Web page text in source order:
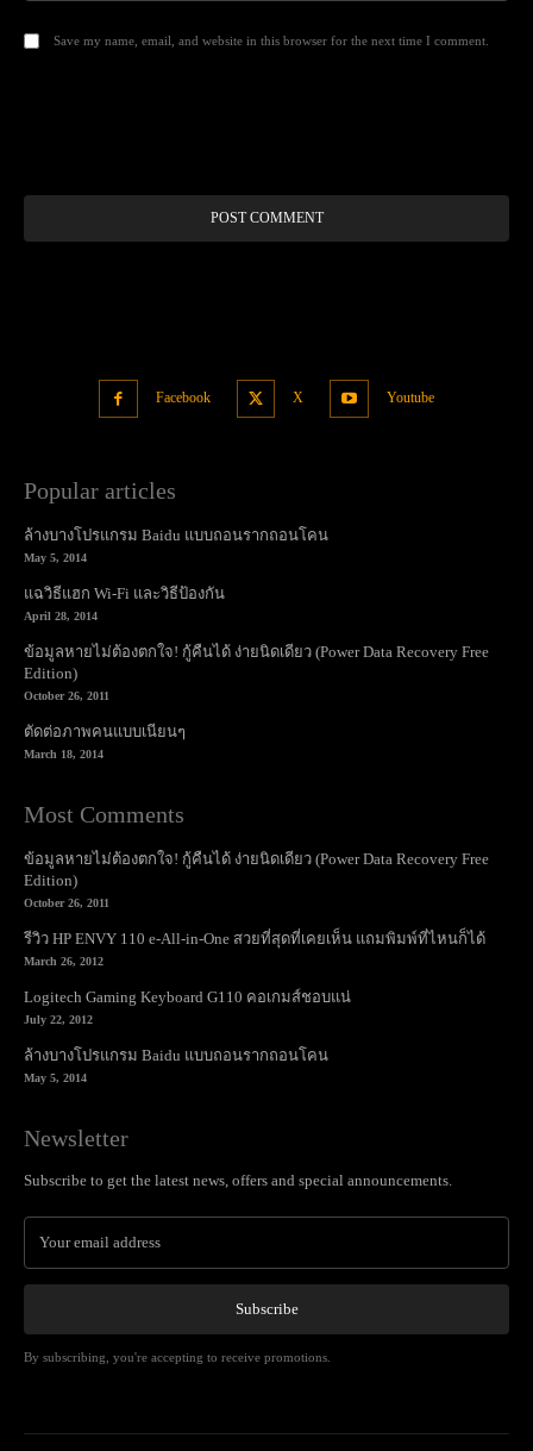
Save my name, email, and website in this browser for the next time I comment.
Facebook X Youtube
Popular articles
ล้างบางโปรแกรม Baidu แบบถอนรากถอนโคน
May 5, 2014
แฉวิธีแฮก Wi-Fi และวิธีป้องกัน
April 28, 2014
ข้อมูลหายไม่ต้องตกใจ! กู้คืนได้ ง่ายนิดเดียว (Power Data Recovery Free
Edition)
October 26, 2011
ตัดต่อภาพคนแบบเนียนๆ
March 18, 2014
Most Comments
ข้อมูลหายไม่ต้องตกใจ! กู้คืนได้ ง่ายนิดเดียว (Power Data Recovery Free
Edition)
October 26, 2011
รีวิว HP ENVY 110 e-All-in-One สวยที่สุดที่เคยเห็น แถมพิมพ์ที่ไหนก็ได้
March 26, 2012
Logitech Gaming Keyboard G110 คอเกมส์ชอบแน่
July 22, 2012
ล้างบางโปรแกรม Baidu แบบถอนรากถอนโคน
May 5, 2014
Newsletter
Subscribe to get the latest news, offers and special announcements.
Subscribe
By subscribing, you're accepting to receive promotions.